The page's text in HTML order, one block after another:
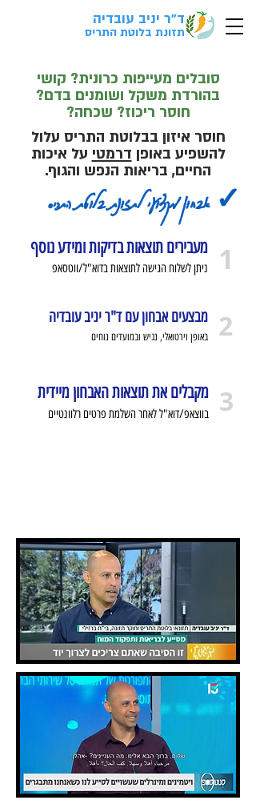
ד"ר יניב עובדיה
תזונת בלוטת התריס
סובלים מעייפות כרונית? קושי
בהורדת משקל ושומנים בדם?
חוסר ריכוז? שכחה?
חוסר איזון בבלוטת התריס עלול
להשפיע באופן דרמטי על איכות
החיים, בריאות הנפש והגוף.
✓ אבחון מקצועי לתזונת בלוטת התריס
מעבירים תוצאות בדיקות ומידע נוסף
ניתן לשלוח הגישה לתוצאות בדוא"ל/ווטסאפ 1
2 מבצעים אבחון עם ד"ר יניב עובדיה
באופן וירטואלי, נגיש ובמועדים נוחים
3 מקבלים את תוצאות האבחון מיידית
בווצאפ/דוא"ל לאחר השלמת פרטים רלוונטיים